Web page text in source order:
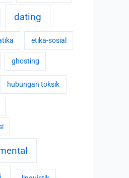
dating
etika-sosial
ghosting
hubungan toksik